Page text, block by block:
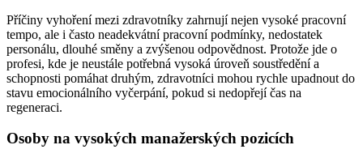
Příčiny vyhoření mezi zdravotníky zahrnují nejen vysoké pracovní
tempo, ale i často neadekvátní pracovní podmínky, nedostatek
personálu, dlouhé směny a zvýšenou odpovědnost. Protože jde o
profesi, kde je neustále potřebná vysoká úroveň soustředění a
schopnosti pomáhat druhým, zdravotníci mohou rychle upadnout do
stavu emocionálního vyčerpání, pokud si nedopřejí čas na
regeneraci.
Osoby na vysokých manažerských pozicích